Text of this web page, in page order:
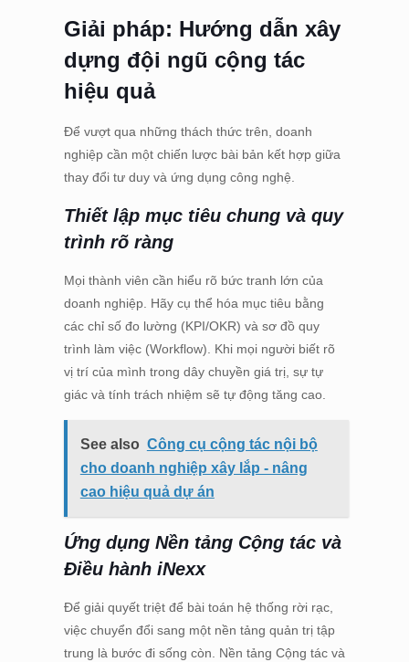
Giải pháp: Hướng dẫn xây
dựng đội ngũ cộng tác
hiệu quả
Để vượt qua những thách thức trên, doanh
nghiệp cần một chiến lược bài bản kết hợp giữa
thay đổi tư duy và ứng dụng công nghệ.
Thiết lập mục tiêu chung và quy
trình rõ ràng
Mọi thành viên cần hiểu rõ bức tranh lớn của
doanh nghiệp. Hãy cụ thể hóa mục tiêu bằng
các chỉ số đo lường (KPI/OKR) và sơ đồ quy
trình làm việc (Workflow). Khi mọi người biết rõ
vị trí của mình trong dây chuyền giá trị, sự tự
giác và tính trách nhiệm sẽ tự động tăng cao.
See also Công cụ cộng tác nội bộ
cho doanh nghiệp xây lắp - nâng
cao hiệu quả dự án
Ứng dụng Nền tảng Cộng tác và
Điều hành iNexx
Để giải quyết triệt để bài toán hệ thống rời rạc,
việc chuyển đổi sang một nền tảng quản trị tập
trung là bước đi sống còn. Nền tảng Cộng tác và